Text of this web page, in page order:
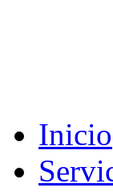
Inicio